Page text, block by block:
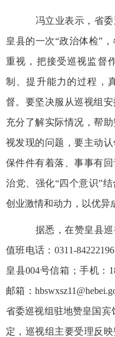
冯立业表示，省委
皇县的一次“政治体检”
重视，把接受巡视监督
制、提升能力的过程，
督。要坚决服从巡视组
充分了解实际情况，帮
视发现的问题，要主动
保件件有着落、事事有
治党、强化“四个意识”
创业激情和动力，以优异
据悉，在赞皇县巡
值班电话：0311-
皇县004号信箱；手机：
邮箱：
省委巡视组驻地赞皇国
定，巡视组主要受理反